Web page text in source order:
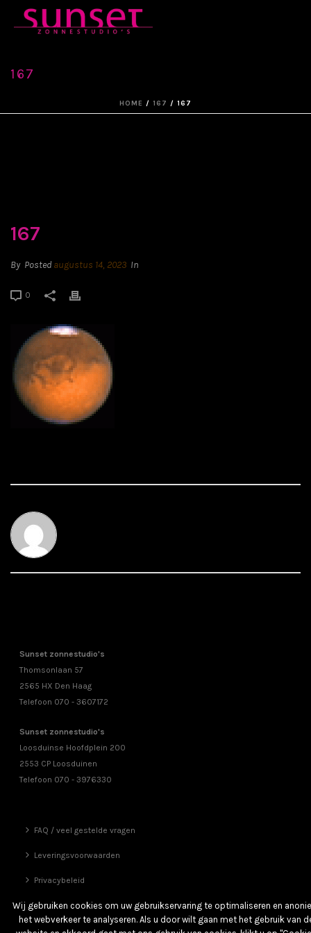
167
HOME / 167 / 167
167
By Posted augustus 14, 2023 In
0
Sunset zonnestudio's
Thomsonlaan 57
2565 HX Den Haag
Telefoon 070 - 3607172
Sunset zonnestudio's
Loosduinse Hoofdplein 200
2553 CP Loosduinen
Telefoon 070 - 3976330
FAQ / veel gestelde vragen
Leveringsvoorwaarden
Privacybeleid
Vrienden
Wij gebruiken cookies om uw gebruikservaring te optimaliseren en
het webverkeer te analyseren. Als u door wilt gaan met het gebruik van